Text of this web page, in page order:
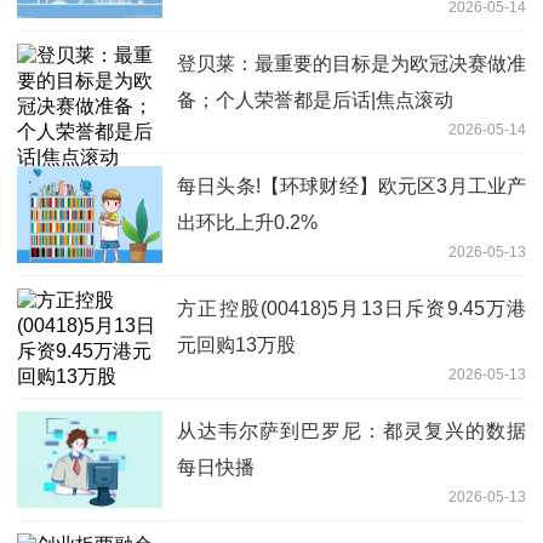
2026-05-14
登贝莱：最重要的目标是为欧冠决赛做准
备；个人荣誉都是后话|焦点滚动
2026-05-14
每日头条!【环球财经】欧元区3月工业产
出环比上升0.2%
2026-05-13
方正控股(00418)5月13日斥资9.45万港
元回购13万股
2026-05-13
从达韦尔萨到巴罗尼：都灵复兴的数据
每日快播
2026-05-13